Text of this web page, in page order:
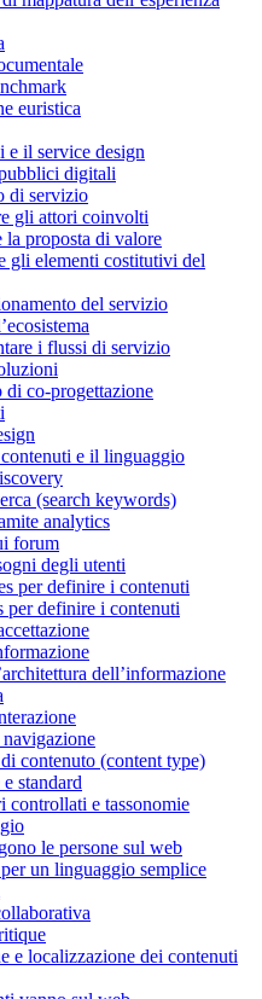
euristica
e il service design
digitali
di servizio
gli attori coinvolti
la proposta di valore
gli elementi costitutivi del
del servizio
i flussi di servizio
di co-progettazione
e il linguaggio
(search keywords)
analytics
forum
degli utenti
per definire i contenuti
per definire i contenuti
dell’informazione
contenuto (content type)
standard
controllati e tassonomie
le persone sul web
un linguaggio semplice
e localizzazione dei contenuti